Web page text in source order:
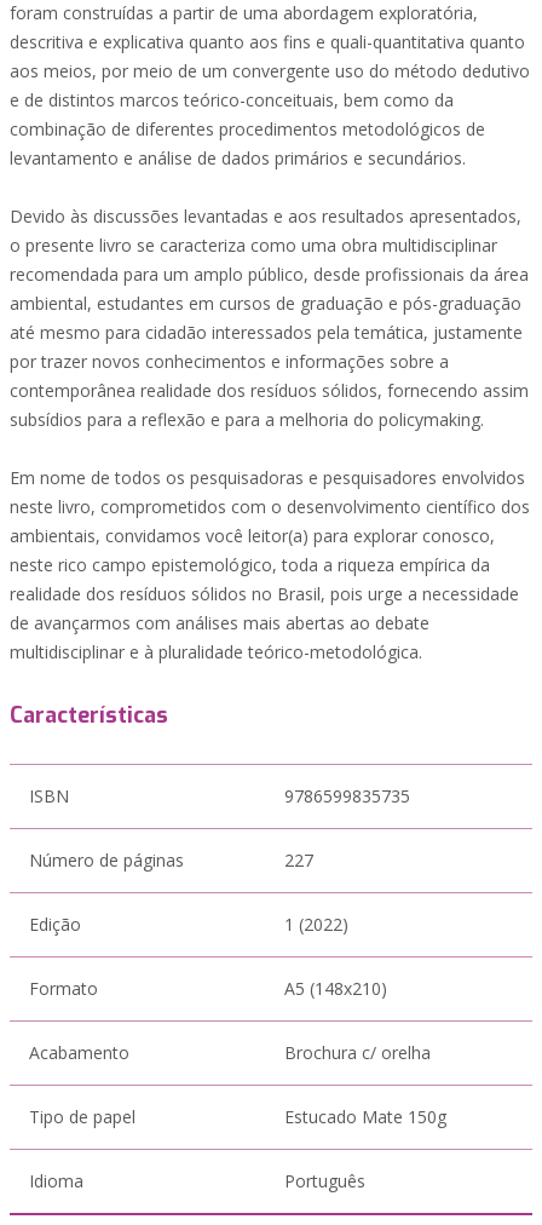
foram construídas a partir de uma abordagem exploratória,
descritiva e explicativa quanto aos fins e quali-quantitativa quanto
aos meios, por meio de um convergente uso do método dedutivo
e de distintos marcos teórico-conceituais, bem como da
combinação de diferentes procedimentos metodológicos de
levantamento e análise de dados primários e secundários.
Devido às discussões levantadas e aos resultados apresentados,
o presente livro se caracteriza como uma obra multidisciplinar
recomendada para um amplo público, desde profissionais da área
ambiental, estudantes em cursos de graduação e pós-graduação
até mesmo para cidadão interessados pela temática, justamente
por trazer novos conhecimentos e informações sobre a
contemporânea realidade dos resíduos sólidos, fornecendo assim
subsídios para a reflexão e para a melhoria do policymaking.
Em nome de todos os pesquisadoras e pesquisadores envolvidos
neste livro, comprometidos com o desenvolvimento científico dos
ambientais, convidamos você leitor(a) para explorar conosco,
neste rico campo epistemológico, toda a riqueza empírica da
realidade dos resíduos sólidos no Brasil, pois urge a necessidade
de avançarmos com análises mais abertas ao debate
multidisciplinar e à pluralidade teórico-metodológica.
Características
ISBN 9786599835735
Número de páginas 227
Edição 1 (2022)
Formato A5 (148x210)
Acabamento Brochura c/ orelha
Tipo de papel Estucado Mate 150g
Idioma Português